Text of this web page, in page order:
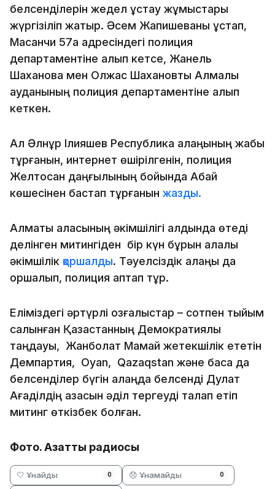
белсенділерін жедел ұстау жұмыстары
жүргізіліп жатыр. Әсем Жапишеваны ұстап,
Масанчи 57а адресіндегі полиция
департаментіне алып кетсе, Жанель
Шаханова мен Олжас Шахановты Алмалы
ауданының полиция департаментіне алып
кеткен.
Ал Әлнұр Ілияшев Республика алаңының жабық
тұрғанын, интернет өшірілгенін, полиция
Желтоқсан даңғылының бойында Абай
көшесінен бастап тұрғанын жазды.
Алматы қаласының әкімшілігі алдында өтеді
делінген митингіден бір күн бұрын қалалық
әкімшілік қоршалды. Тәуелсіздік алаңы да
қоршалып, полиция қаптап тұр.
Еліміздегі әртүрлі қозғалыстар – сотпен тыйым
салынған Қазақстанның Демократиялы
таңдауы, Жанболат Мамай жетекшілік ететін
Демпартия, Oyan, Qazaqstan және басқа да
белсенділер бүгін алаңда белсенді Дулат
Ағаділдің қазасын әділ тергеуді талап етіп
митинг өткізбек болған.
Фото. Азаттық радиосы
🤍 Ұнайды 0 😞 Ұнамайды 0